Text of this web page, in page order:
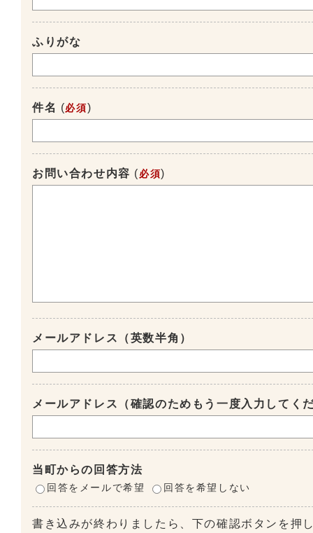
ふりがな
件名 (必須)
お問い合わせ内容 ( 必須)
メールアドレス（英数半角）
メールアドレス（確認のためもう一度入力してく
当町からの回答方法
回答をメールで希望 回答を希望しない
書き込みが終わりましたら、下の確認ボタンを押